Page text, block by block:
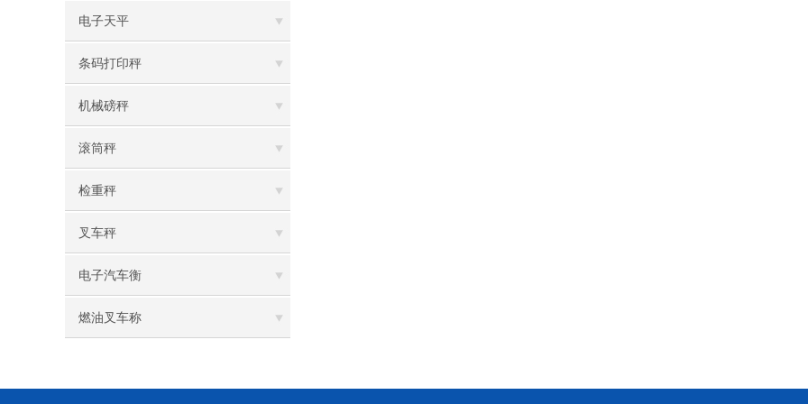
电子天平
条码打印秤
机械磅秤
滚筒秤
检重秤
叉车秤
电子汽车衡
燃油叉车称